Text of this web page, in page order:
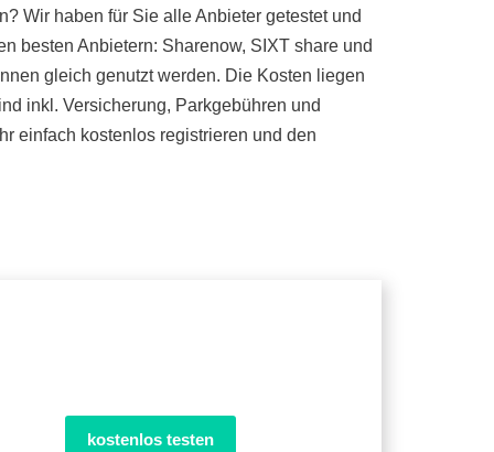
Wir haben für Sie alle Anbieter getestet und
besten Anbietern: Sharenow, SIXT share und
gleich genutzt werden. Die Kosten liegen
inkl. Versicherung, Parkgebühren und
einfach kostenlos registrieren und den
kostenlos testen